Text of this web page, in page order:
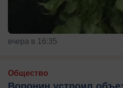
вчера в 16:35
Общество